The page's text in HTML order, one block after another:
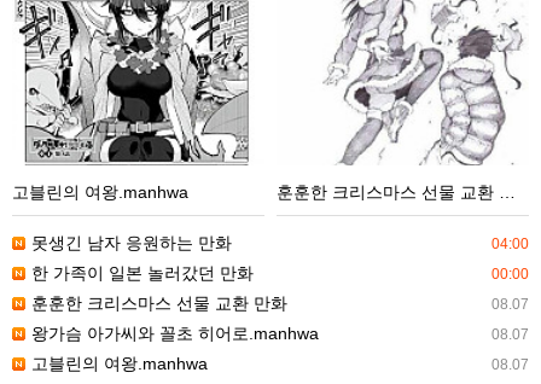
블
린
의
여
왕.manhwa
고블린의 여왕.manhwa
스
교
훈훈한 크리스마스 선물 교환 만화
04:00
못생긴 남자 응원하는 만화
00:00
한 가족이 일본 놀러갔던 만화
08.07
훈훈한 크리스마스 선물 교환 만화
08.07
왕가슴 아가씨와 꼴초 히어로.manhwa
08.07
고블린의 여왕.manhwa